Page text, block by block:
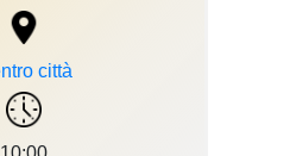
città